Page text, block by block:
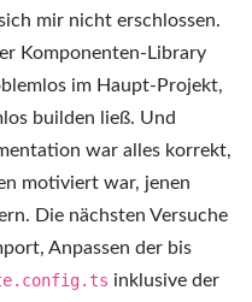
mir nicht erschlossen.
Komponenten-Library
im Haupt-Projekt,
builden ließ. Und
war alles korrekt,
motiviert war, jenen
Die nächsten Versuche
Anpassen der bis
inklusive der